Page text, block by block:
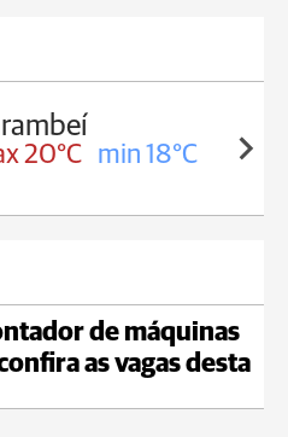
20°C min 18°C
de máquinas
as vagas desta